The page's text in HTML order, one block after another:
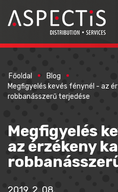
Főoldal
Blog
Megfigyelés kevés fénynél - az
robbanásszerű terjedése
Megfigyelés
az érzékeny